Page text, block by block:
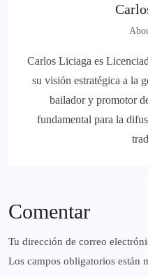
Carlos Liciaga es
su visión estratégica a la
bailador y promotor
fundamental para la
Comentar
Tu dirección de correo
Los campos obligatorios están